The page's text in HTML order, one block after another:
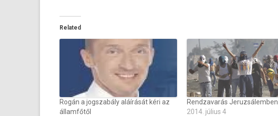
Related
Rogán a jogszabály aláírását kéri az
államfőtől
Rendzavarás Jeruzsálemben
2014. július 4